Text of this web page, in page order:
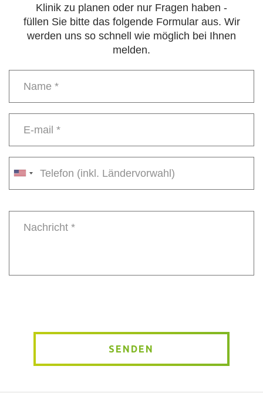
Klinik zu planen oder nur Fragen haben -
füllen Sie bitte das folgende Formular aus. Wir
werden uns so schnell wie möglich bei Ihnen
melden.
number
SENDEN